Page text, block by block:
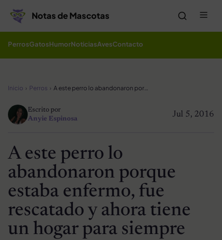
Notas de Mascotas
PerrosGatosHumorNoticiasAvesContacto
Inicio Perros A este perro lo abandonaron porque estaba enfermo, fue rescatado y ahora tiene un hogar para siempre
Jul 5, 2016
Escrito por
Anyie Espinosa
A este perro lo
abandonaron porque
estaba enfermo, fue
rescatado y ahora tiene
un hogar para siempre